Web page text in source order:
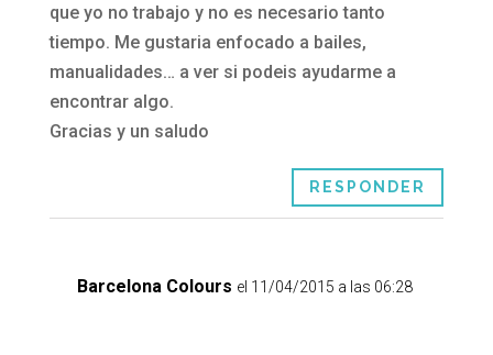
que yo no trabajo y no es necesario tanto
tiempo. Me gustaria enfocado a bailes,
manualidades… a ver si podeis ayudarme a
encontrar algo.
Gracias y un saludo
RESPONDER
Barcelona Colours el 11/04/2015 a las 06:28